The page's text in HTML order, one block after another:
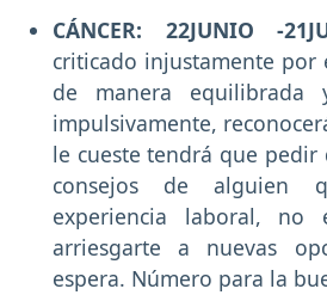
CÁNCER: 22JUNIO -
criticado injustamente por
de manera equilibrada
impulsivamente,
le cueste tendrá que pedir
consejos de alguien
experiencia laboral, no
arriesgarte a nuevas
espera. Número para la